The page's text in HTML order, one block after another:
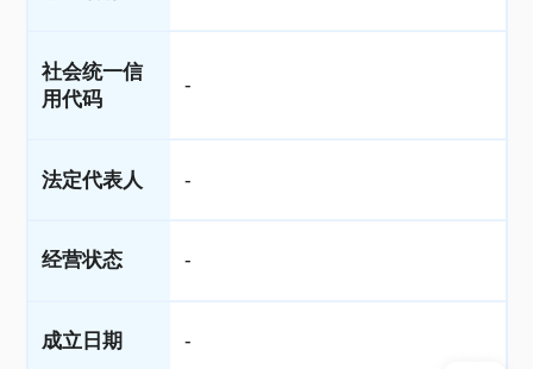
社会统一信
用代码
-
法定代表人 -
经营状态 -
成立日期 -